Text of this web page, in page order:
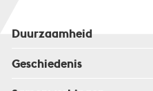
Duurzaamheid
Geschiedenis